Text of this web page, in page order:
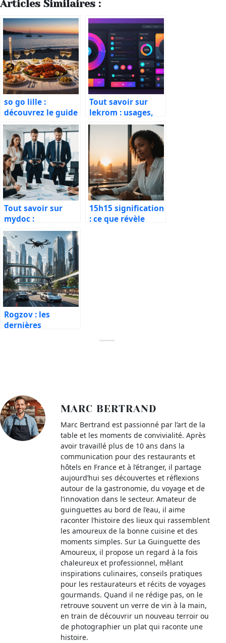
Articles Similaires :
so go lille :
découvrez le guide
complet des
activités et sorties
incontournables
en 2025
Tout savoir sur
lekrom : usages,
conseils et
tendances en 2025
Tout savoir sur
mydoc :
fonctionnement,
avantages et
conseils
d’utilisation en
2025
15h15 signification
: ce que révèle
Rogzov : les
dernières
MARC BERTRAND
Marc Bertrand est passionné par l’art de la
table et les moments de convivialité. Après
avoir travaillé plus de 10 ans dans la
communication pour des restaurants et
hôtels en France et à l’étranger, il partage
aujourd’hui ses découvertes et réflexions
autour de la gastronomie, du voyage et de
l’innovation dans le secteur. Amateur de
guinguettes au bord de l’eau, il aime
raconter l’histoire des lieux qui rassemblent
les amoureux de la bonne cuisine et des
moments simples. Sur La Guinguette des
Amoureux, il propose un regard à la fois
chaleureux et professionnel, mêlant
inspirations culinaires, conseils pratiques
pour les restaurateurs et récits de voyages
gourmands. Quand il ne rédige pas, on le
retrouve souvent un verre de vin à la main,
en train de découvrir un nouveau terroir ou
de photographier un plat qui raconte une
histoire.